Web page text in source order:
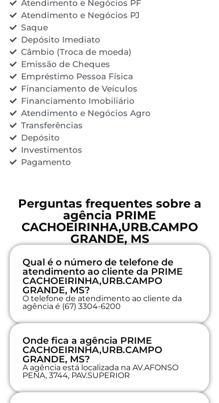
Atendimento e Negócios PF
Atendimento e Negócios PJ
Saque
Depósito Imediato
Câmbio (Troca de moeda)
Emissão de Cheques
Empréstimo Pessoa Física
Financiamento de Veículos
Financiamento Imobiliário
Atendimento e Negócios Agro
Transferências
Depósito
Investimentos
Pagamento
Perguntas frequentes sobre a
agência PRIME
CACHOEIRINHA,URB.CAMPO
GRANDE, MS
Qual é o número de telefone de
atendimento ao cliente da PRIME
CACHOEIRINHA,URB.CAMPO
GRANDE, MS?
O telefone de atendimento ao cliente da
agência é (67) 3304-6200
Onde fica a agência PRIME
CACHOEIRINHA,URB.CAMPO
GRANDE, MS?
A agência está localizada na AV.AFONSO
PENA, 3744, PAV.SUPERIOR